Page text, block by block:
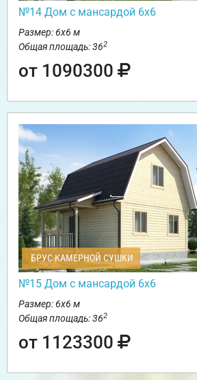
№14 Дом с мансардой 6х6
Размер: 6х6 м
Общая площадь: 362
от 1090300
БРУС КАМЕРНОЙ СУШКИ
№15 Дом с мансардой 6х6
Размер: 6х6 м
Общая площадь: 362
от 1123300